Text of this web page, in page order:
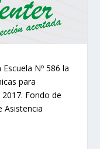
Nº 586 la
para
Fondo de
Asistencia